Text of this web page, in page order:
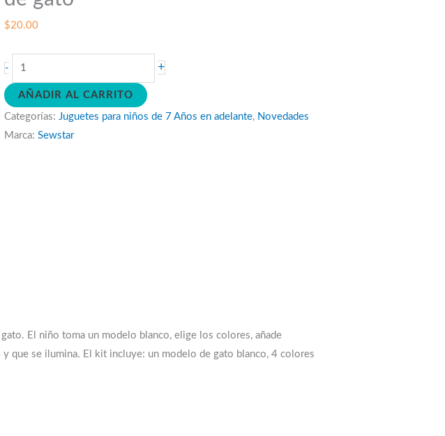
$20.00
-
Decora
tu
lampara
led
en
+
AÑADIR AL CARRITO
Categorías: Juguetes para niños de 7 Años en adelante, Novedades
Marca: Sewstar
El niño toma un modelo blanco, elige los colores, añade
que se ilumina. El kit incluye: un modelo de gato blanco, 4 colores